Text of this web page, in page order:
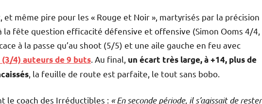
même pire pour les « Rouge et Noir », martyrisés par la précision
la fête question efficacité défensive et offensive (Simon Ooms 4/4,
à la passe qu’au shoot (5/5) et une aile gauche en feu avec
4) auteurs de 9 buts . Au final, un écart très large, à +14, plus de
, la feuille de route est parfaite, le tout sans bobo.
le coach des Irréductibles : « En seconde période, il s’agissait de rester